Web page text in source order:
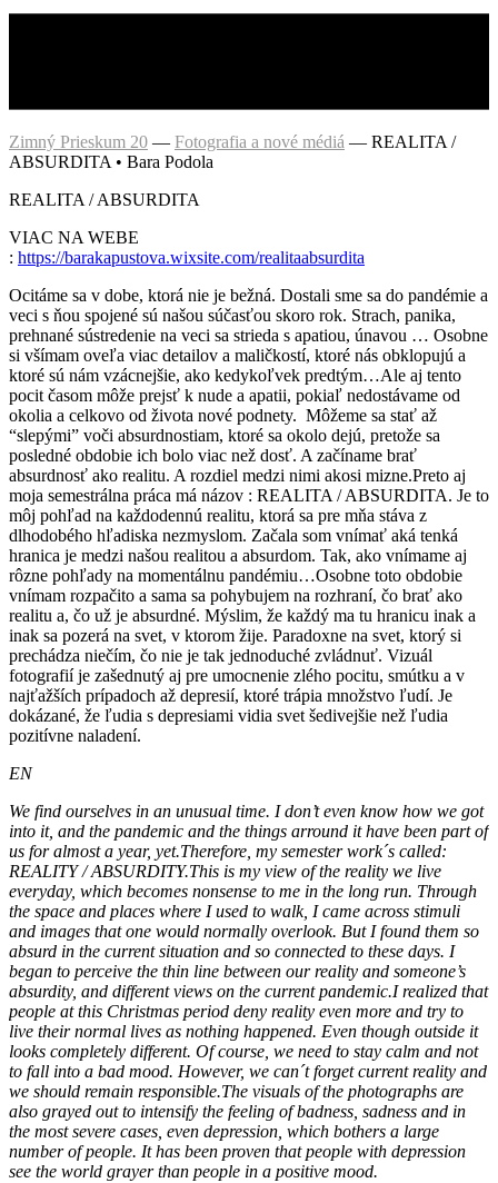
Zimný Prieskum 20 — Fotografia a nové médiá — REALITA /
ABSURDITA • Bara Podola
REALITA / ABSURDITA
VIAC NA WEBE
: https://barakapustova.wixsite.com/realitaabsurdita
Ocitáme sa v dobe, ktorá nie je bežná. Dostali sme sa do pandémie a
veci s ňou spojené sú našou súčasťou skoro rok. Strach, panika,
prehnané sústredenie na veci sa strieda s apatiou, únavou … Osobne
si všímam oveľa viac detailov a maličkostí, ktoré nás obklopujú a
ktoré sú nám vzácnejšie, ako kedykoľvek predtým…Ale aj tento
pocit časom môže prejsť k nude a apatii, pokiaľ nedostávame od
okolia a celkovo od života nové podnety. Môžeme sa stať až
“slepými” voči absurdnostiam, ktoré sa okolo dejú, pretože sa
posledné obdobie ich bolo viac než dosť. A začíname brať
absurdnosť ako realitu. A rozdiel medzi nimi akosi mizne.Preto aj
moja semestrálna práca má názov : REALITA / ABSURDITA. Je to
môj pohľad na každodennú realitu, ktorá sa pre mňa stáva z
dlhodobého hľadiska nezmyslom. Začala som vnímať aká tenká
hranica je medzi našou realitou a absurdom. Tak, ako vnímame aj
rôzne pohľady na momentálnu pandémiu…Osobne toto obdobie
vnímam rozpačito a sama sa pohybujem na rozhraní, čo brať ako
realitu a, čo už je absurdné. Mýslim, že každý ma tu hranicu inak a
inak sa pozerá na svet, v ktorom žije. Paradoxne na svet, ktorý si
prechádza niečím, čo nie je tak jednoduché zvládnuť. Vizuál
fotografií je zašednutý aj pre umocnenie zlého pocitu, smútku a v
najťažších prípadoch až depresií, ktoré trápia množstvo ľudí. Je
dokázané, že ľudia s depresiami vidia svet šedivejšie než ľudia
pozitívne naladení.
EN
We find ourselves in an unusual time. I don’t even know how we got
into it, and the pandemic and the things arround it have been part of
us for almost a year, yet.Therefore, my semester work´s called:
REALITY / ABSURDITY.This is my view of the reality we live
everyday, which becomes nonsense to me in the long run. Through
the space and places where I used to walk, I came across stimuli
and images that one would normally overlook. But I found them so
absurd in the current situation and so connected to these days. I
began to perceive the thin line between our reality and someone’s
absurdity, and different views on the current pandemic.I realized that
people at this Christmas period deny reality even more and try to
live their normal lives as nothing happened. Even though outside it
looks completely different. Of course, we need to stay calm and not
to fall into a bad mood. However, we can´t forget current reality and
we should remain responsible.The visuals of the photographs are
also grayed out to intensify the feeling of badness, sadness and in
the most severe cases, even depression, which bothers a large
number of people. It has been proven that people with depression
see the world grayer than people in a positive mood.